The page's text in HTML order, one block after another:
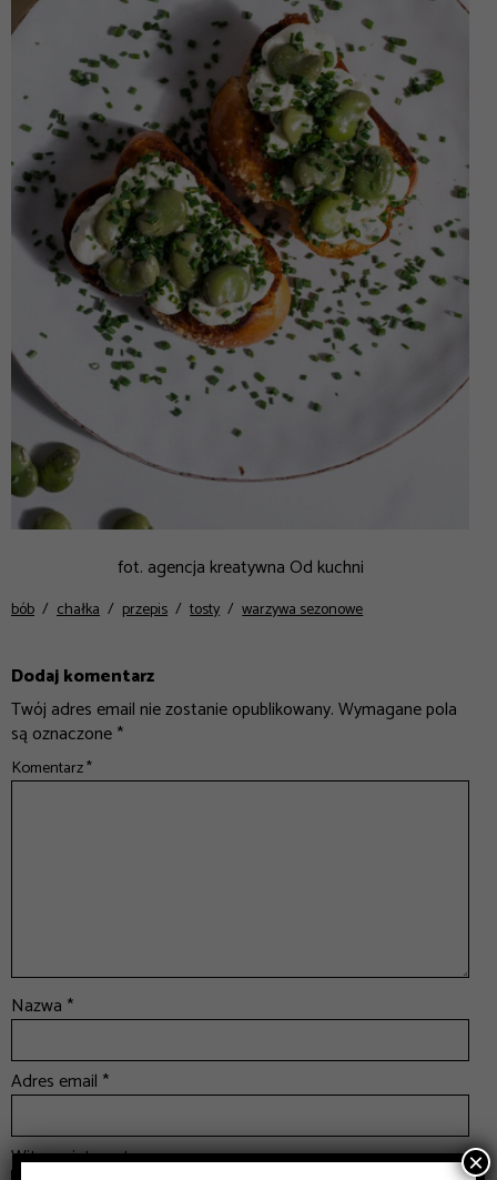
fot. agencja kreatywna Od kuchni
bób chałka przepis tosty warzywa sezonowe
Dodaj komentarz
Twój adres email nie zostanie opublikowany.Wymagane pola
są oznaczone*
Komentarz*
Nazwa *
Adres email *
Witryna internetowa ×